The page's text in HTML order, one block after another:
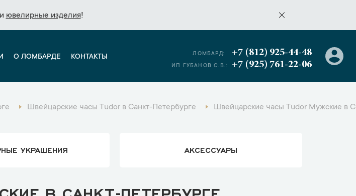
и ювелирные изделия!
и ювелирные изделия!
О ЛОМБАРДЕ КОНТАКТЫ ЛОМБАРД: +7 (812) 925-44-48
ИП ГУБАНОВ С.В.: +7 (925) 761-22-06
Швейцарские часы Tudor в Санкт-Петербурге Швейцарские часы Tudor Мужские в
УКРАШЕНИЯ АКСЕССУАРЫ
В САНКТ-ПЕТЕРБУРГЕ